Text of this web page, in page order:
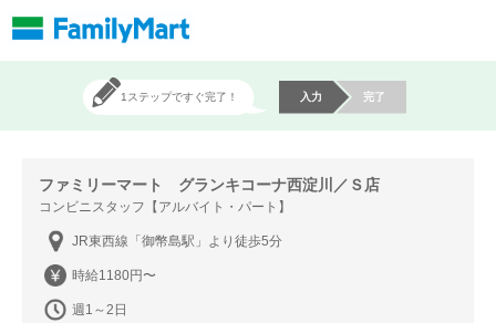
1ステップですぐ完了！ 入力 完了
ファミリーマート グランキコーナ西淀川／Ｓ店
コンビニスタッフ【アルバイト・パート】
JR東西線「御幣島駅」より徒歩5分
時給1180円〜
週1～2日